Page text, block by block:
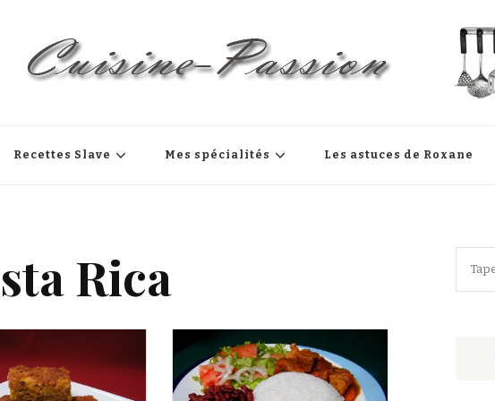
Recettes Slave Mes spécialités Les astuces de Roxane
Rica